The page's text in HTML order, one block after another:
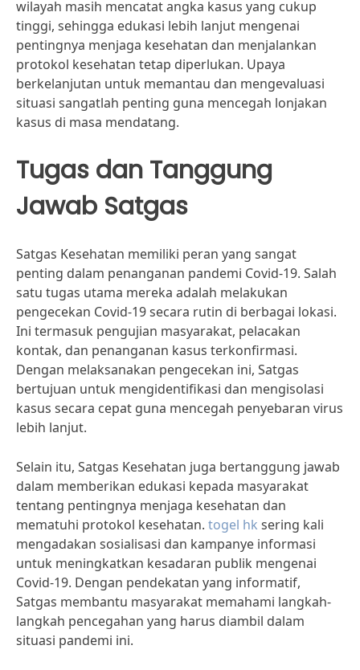
wilayah masih mencatat angka kasus yang cukup
tinggi, sehingga edukasi lebih lanjut mengenai
pentingnya menjaga kesehatan dan menjalankan
protokol kesehatan tetap diperlukan. Upaya
berkelanjutan untuk memantau dan mengevaluasi
situasi sangatlah penting guna mencegah lonjakan
kasus di masa mendatang.
Tugas dan Tanggung
Jawab Satgas
Satgas Kesehatan memiliki peran yang sangat
penting dalam penanganan pandemi Covid-19. Salah
satu tugas utama mereka adalah melakukan
pengecekan Covid-19 secara rutin di berbagai lokasi.
Ini termasuk pengujian masyarakat, pelacakan
kontak, dan penanganan kasus terkonfirmasi.
Dengan melaksanakan pengecekan ini, Satgas
bertujuan untuk mengidentifikasi dan mengisolasi
kasus secara cepat guna mencegah penyebaran virus
lebih lanjut.
Selain itu, Satgas Kesehatan juga bertanggung jawab
dalam memberikan edukasi kepada masyarakat
tentang pentingnya menjaga kesehatan dan
mematuhi protokol kesehatan. togel hk sering kali
mengadakan sosialisasi dan kampanye informasi
untuk meningkatkan kesadaran publik mengenai
Covid-19. Dengan pendekatan yang informatif,
Satgas membantu masyarakat memahami langkah-
langkah pencegahan yang harus diambil dalam
situasi pandemi ini.